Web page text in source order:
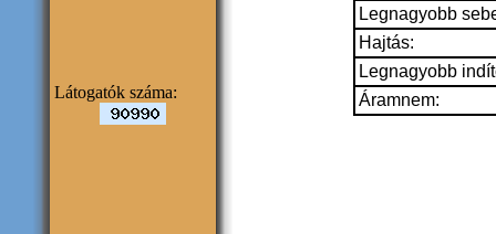
Látogatók száma:
Legnagyobb
Hajtás:
Legnagyobb
Áramnem: